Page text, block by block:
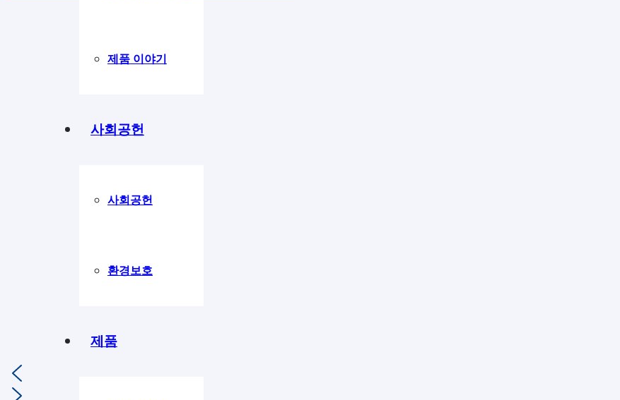
제품 이야기
사회공헌
사회공헌
환경보호
제품